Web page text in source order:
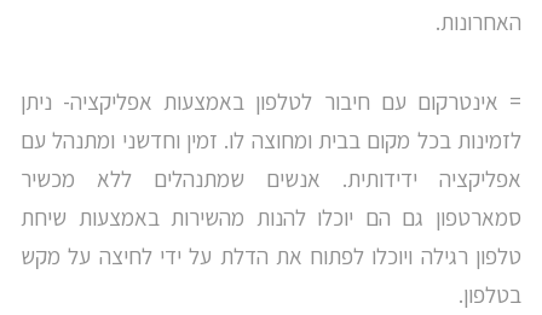
האחרונות.
= אינטרקום עם חיבור לטלפון באמצעות אפליקציה- ניתן
לזמינות בכל מקום בבית ומחוצה לו. זמין וחדשני ומתנהל עם
אפליקציה ידידותית. אנשים שמתנהלים ללא מכשיר
סמארטפון גם הם יוכלו להנות מהשירות באמצעות שיחת
טלפון רגילה ויוכלו לפתוח את הדלת על ידי לחיצה על מקש
בטלפון.